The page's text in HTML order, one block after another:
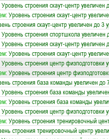
Уровень строения скаут-центр увеличен
: Уровень строения скаут-центр
строения скаут-центр увеличен до 3
Уровень строения спортшкола увеличен
Уровень строения скаут-центр увеличен
: Уровень строения скаут-центр
Уровень строения центр физподготовки
: Уровень строения центр
строения база команды увеличен до
Уровень строения база команды
: Уровень строения база команды
Уровень строения центр физподготовки
: Уровень строения тренировочный
строения тренировочный центр